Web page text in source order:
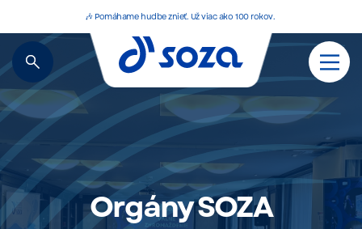
🎶 Pomáhame hudbe znieť. Už viac ako 100 rokov.
Orgány SOZA